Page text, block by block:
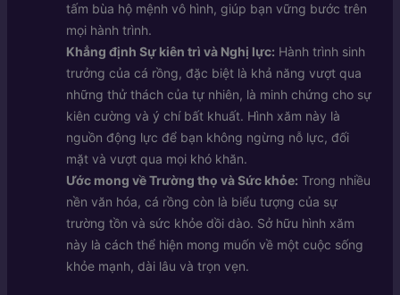
tấm bùa hộ mệnh vô hình, giúp bạn vững bước trên
mọi hành trình.
Khẳng định Sự kiên trì và Nghị lực: Hành trình sinh
trưởng của cá rồng, đặc biệt là khả năng vượt qua
những thử thách của tự nhiên, là minh chứng cho sự
kiên cường và ý chí bất khuất. Hình xăm này là
nguồn động lực để bạn không ngừng nỗ lực, đối
mặt và vượt qua mọi khó khăn.
Ước mong về Trường thọ và Sức khỏe: Trong nhiều
nền văn hóa, cá rồng còn là biểu tượng của sự
trường tồn và sức khỏe dồi dào. Sở hữu hình xăm
này là cách thể hiện mong muốn về một cuộc sống
khỏe mạnh, dài lâu và trọn vẹn.